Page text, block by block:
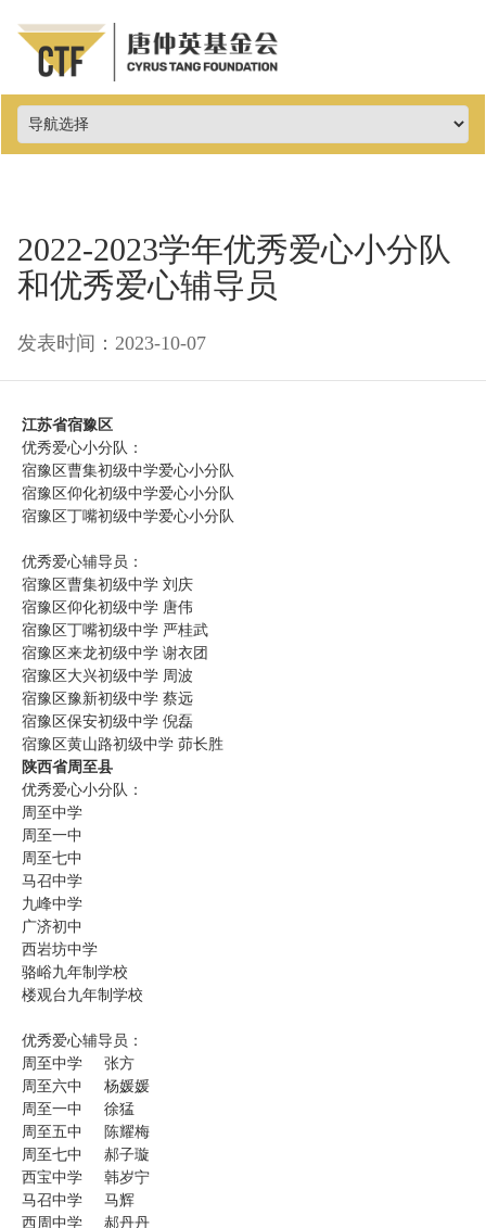
2022-2023学年优秀爱心小分队
和优秀爱心辅导员
发表时间：2023-10-07
江苏省宿豫区
优秀爱心小分队：
宿豫区曹集初级中学爱心小分队
宿豫区仰化初级中学爱心小分队
宿豫区丁嘴初级中学爱心小分队
优秀爱心辅导员：
宿豫区曹集初级中学 刘庆
宿豫区仰化初级中学 唐伟
宿豫区丁嘴初级中学 严桂武
宿豫区来龙初级中学 谢衣团
宿豫区大兴初级中学 周波
宿豫区豫新初级中学 蔡远
宿豫区保安初级中学 倪磊
宿豫区黄山路初级中学 茆长胜
陕西省周至县
优秀爱心小分队：
周至中学
周至一中
周至七中
马召中学
九峰中学
广济初中
西岩坊中学
骆峪九年制学校
楼观台九年制学校
优秀爱心辅导员：
周至中学 张方
周至六中 杨媛媛
周至一中 徐猛
周至五中 陈耀梅
周至七中 郝子璇
西宝中学 韩岁宁
马召中学 马辉
西周中学 郝丹丹